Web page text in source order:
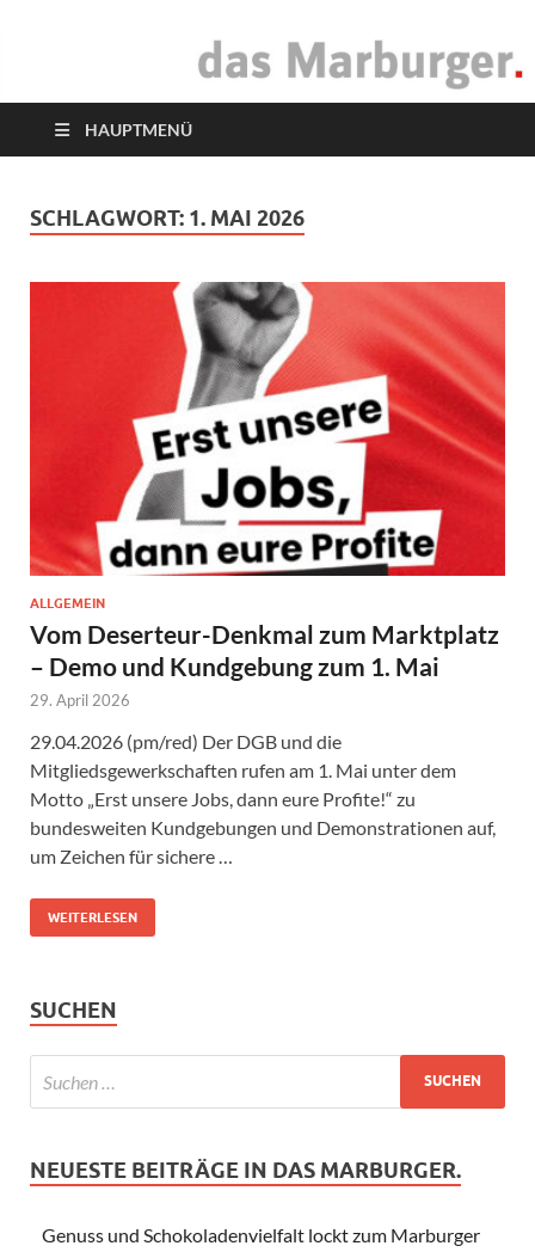
das Marburger.
HAUPTMENÜ
SCHLAGWORT: 1. MAI 2026
ALLGEMEIN
Vom Deserteur-Denkmal zum Marktplatz
– Demo und Kundgebung zum 1. Mai
29. April 2026
29.04.2026 (pm/red) Der DGB und die
Mitgliedsgewerkschaften rufen am 1. Mai unter dem
Motto „Erst unsere Jobs, dann eure Profite!“ zu
bundesweiten Kundgebungen und Demonstrationen auf,
um Zeichen für sichere …
WEITERLESEN
SUCHEN
NEUESTE BEITRÄGE IN DAS MARBURGER.
Genuss und Schokoladenvielfalt lockt zum Marburger